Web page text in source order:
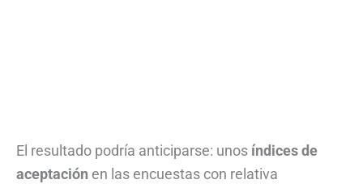
El resultado podría anticiparse: unos índices de
aceptación en las encuestas con relativa